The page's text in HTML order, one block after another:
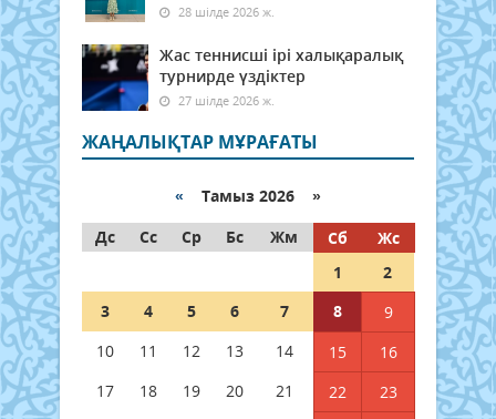
28 шілде 2026 ж.
Жас теннисші ірі халықаралық
турнирде үздіктер
27 шілде 2026 ж.
ЖАҢАЛЫҚТАР МҰРАҒАТЫ
« Тамыз 2026 »
Дс
Сс Ср Бс Жм Сб
Жс
1
2
3
4 5 6 7 8
9
10
11 12 13 14 15
16
17
18 19 20 21 22
23